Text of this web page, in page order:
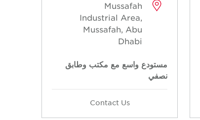
Mussafah
Industrial Area,
Mussafah, Abu
Dhabi
مستودع واسع مع مكتب وطابق
نصفي
Contact Us